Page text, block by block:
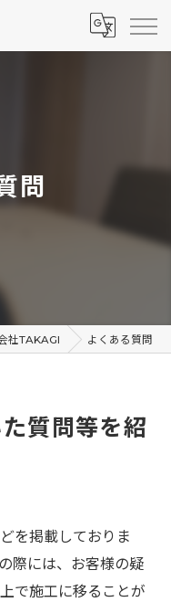
問
社TAKAGI よくある質問
質問等を紹
を掲載しておりま
際には、お客様の疑
で施工に移ることが